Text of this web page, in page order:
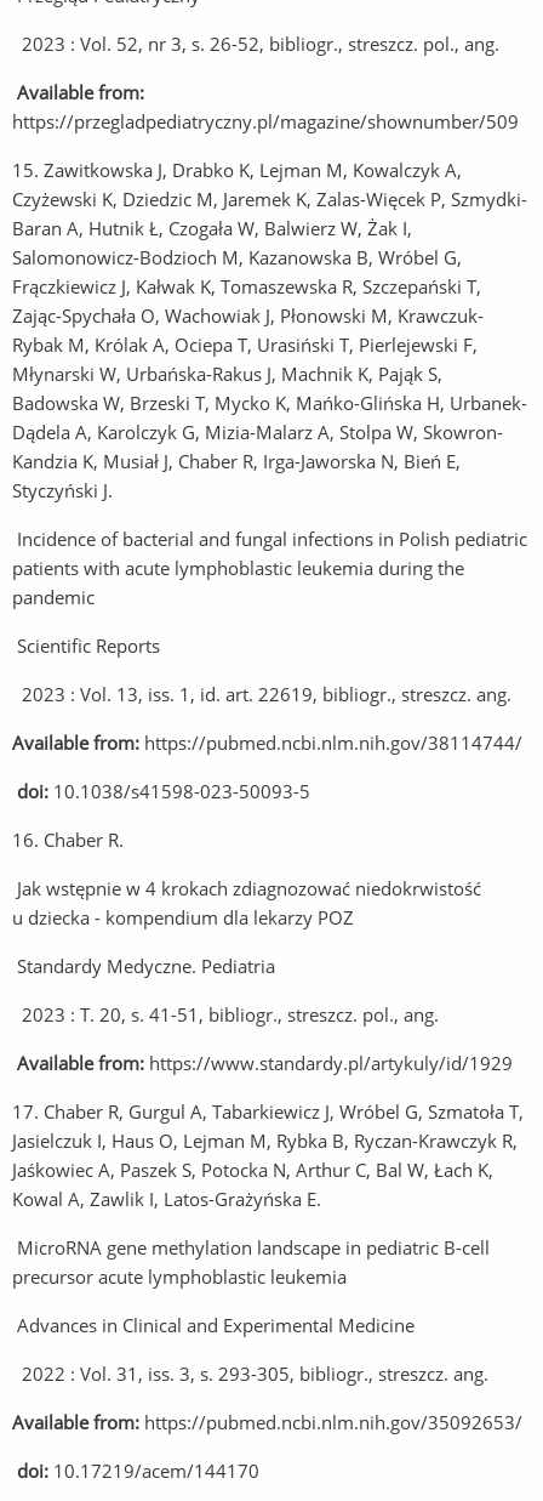
2023 : Vol. 52, nr 3, s. 26-52, bibliogr., streszcz. pol., ang.
Available from:
https://przegladpediatryczny.pl/magazine/shownumber/509
15. Zawitkowska J, Drabko K, Lejman M, Kowalczyk A,
Czyżewski K, Dziedzic M, Jaremek K, Zalas-Więcek P, Szmydki-
Baran A, Hutnik Ł, Czogała W, Balwierz W, Żak I,
Salomonowicz-Bodzioch M, Kazanowska B, Wróbel G,
Frączkiewicz J, Kałwak K, Tomaszewska R, Szczepański T,
Zając-Spychała O, Wachowiak J, Płonowski M, Krawczuk-
Rybak M, Królak A, Ociepa T, Urasiński T, Pierlejewski F,
Młynarski W, Urbańska-Rakus J, Machnik K, Pająk S,
Badowska W, Brzeski T, Mycko K, Mańko-Glińska H, Urbanek-
Dądela A, Karolczyk G, Mizia-Malarz A, Stolpa W, Skowron-
Kandzia K, Musiał J, Chaber R, Irga-Jaworska N, Bień E,
Styczyński J.
Incidence of bacterial and fungal infections in Polish pediatric
patients with acute lymphoblastic leukemia during the
pandemic
Scientific Reports
2023 : Vol. 13, iss. 1, id. art. 22619, bibliogr., streszcz. ang.
Available from: https://pubmed.ncbi.nlm.nih.gov/38114744/
doi: 10.1038/s41598-023-50093-5
16. Chaber R.
Jak wstępnie w 4 krokach zdiagnozować niedokrwistość
u dziecka - kompendium dla lekarzy POZ
Standardy Medyczne. Pediatria
2023 : T. 20, s. 41-51, bibliogr., streszcz. pol., ang.
Available from: https://www.standardy.pl/artykuly/id/1929
17. Chaber R, Gurgul A, Tabarkiewicz J, Wróbel G, Szmatoła T,
Jasielczuk I, Haus O, Lejman M, Rybka B, Ryczan-Krawczyk R,
Jaśkowiec A, Paszek S, Potocka N, Arthur C, Bal W, Łach K,
Kowal A, Zawlik I, Latos-Grażyńska E.
MicroRNA gene methylation landscape in pediatric B-cell
precursor acute lymphoblastic leukemia
Advances in Clinical and Experimental Medicine
2022 : Vol. 31, iss. 3, s. 293-305, bibliogr., streszcz. ang.
Available from: https://pubmed.ncbi.nlm.nih.gov/35092653/
doi: 10.17219/acem/144170